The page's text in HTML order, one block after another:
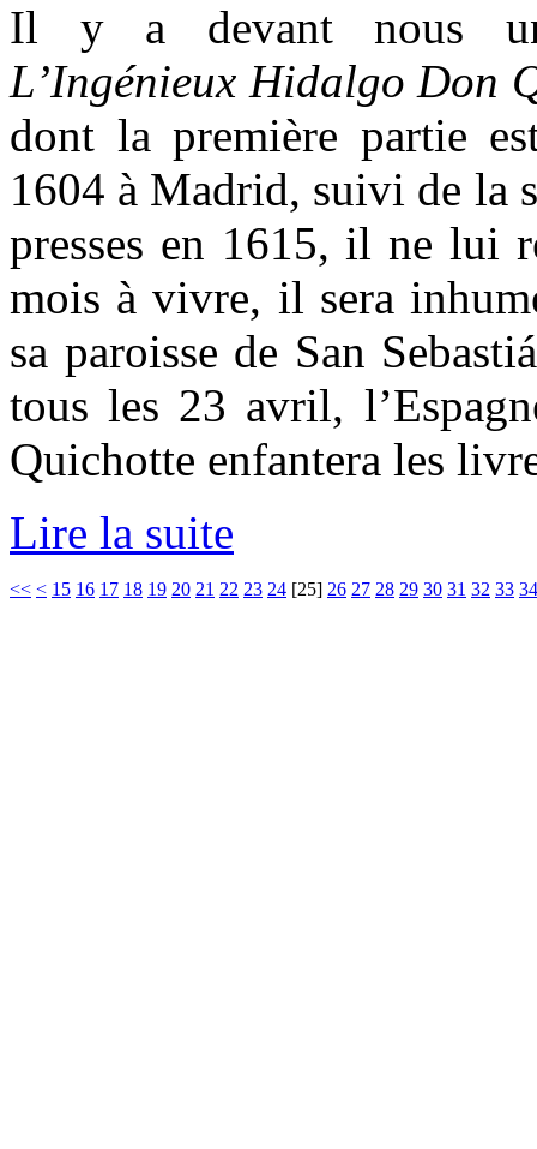
Il y a devant nous
L’Ingénieux Hidalgo Don
dont la première partie
1604 à Madrid, suivi de la
presses en 1615, il ne lui
mois à vivre, il sera
sa paroisse de San
tous les 23 avril,
Quichotte enfantera les
Lire la suite
<< < 15 16 17 18 19 20 21 22 23 24 [25] 26 27 28 29 30 31 32 33 34